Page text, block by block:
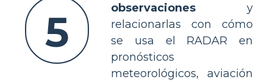
5
observaciones y
relacionarlas con cómo
se usa el RADAR en
pronósticos
meteorológicos, aviación